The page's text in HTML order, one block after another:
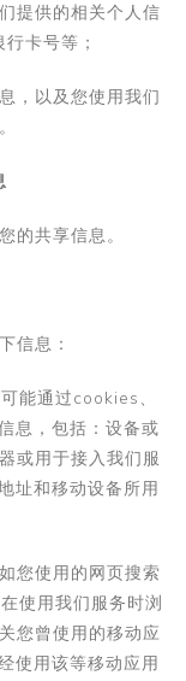
提供的相关个人信
卡号等；
，以及您使用我们
的共享信息。
信息：
能通过cookies 、
息，包括：设备或
或用于接入我们服
址和移动设备所用
您使用的网页搜索
使用我们服务时浏
您曾使用的移动应
使用该等移动应用